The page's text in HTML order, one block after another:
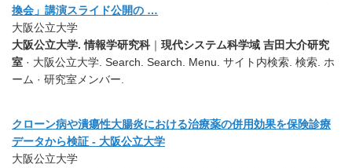
換会」講演スライド公開の …
大阪公立大学
大阪公立大学. 情報学研究科 ｜ 現代システム科学域 吉田大介研究
室 · 大阪公立大学. Search. Search. Menu. サイト内検索. 検索. ホ
ーム · 研究室メンバー.
クローン病や潰瘍性大腸炎における治療薬の併用効果を保険診療
データから検証 - 大阪公立大学
大阪公立大学